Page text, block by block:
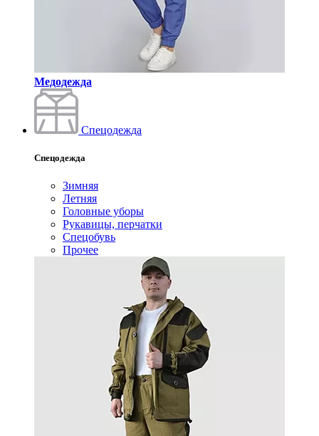
Медодежда
Спецодежда
Спецодежда
Зимняя
Летняя
Головные уборы
Рукавицы, перчатки
Спецобувь
Прочее